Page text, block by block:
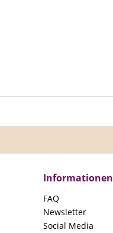
Informationen
FAQ
Newsletter
Social Media